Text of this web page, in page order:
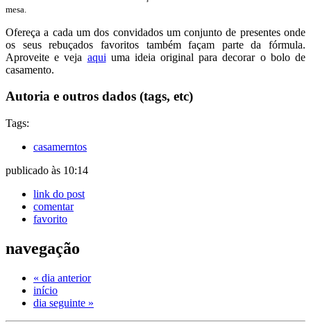
mesa.
Ofereça a cada um dos convidados um conjunto de presentes onde
os seus rebuçados favoritos também façam parte da fórmula.
Aproveite e veja aqui uma ideia original para decorar o bolo de
casamento.
Autoria e outros dados (tags, etc)
Tags:
casamerntos
publicado às 10:14
link do post
comentar
favorito
navegação
« dia anterior
início
dia seguinte »